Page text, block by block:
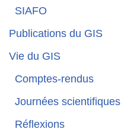
SIAFO
Publications du GIS
Vie du GIS
Comptes-rendus
Journées scientifiques
Réflexions